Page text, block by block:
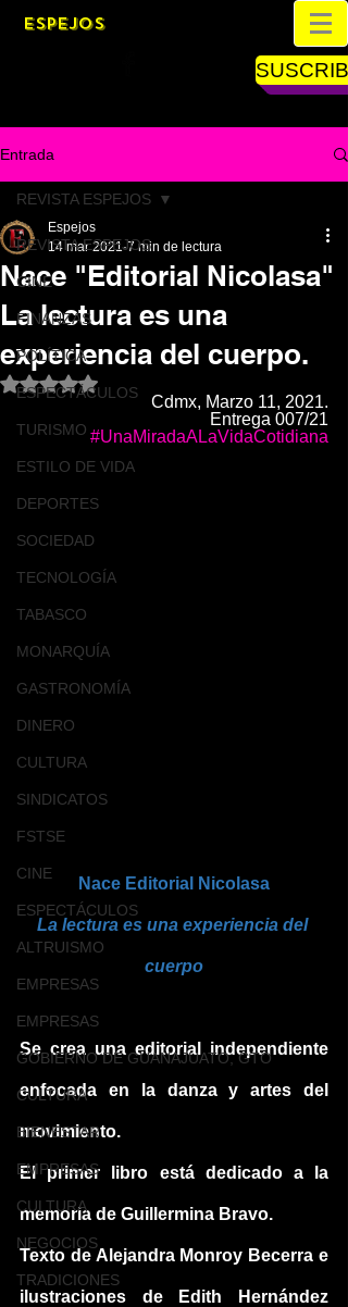
ESPEJOS
Entrada
REVISTA ESPEJOS
CINE
FINANZAS
POLÍTICA
ESPECTÁCULOS
TURISMO
ESTILO DE VIDA
DEPORTES
SOCIEDAD
TECNOLOGÍA
TABASCO
MONARQUÍA
GASTRONOMÍA
DINERO
CULTURA
SINDICATOS
FSTSE
CINE
ESPECTÁCULOS
ALTRUISMO
EMPRESAS
EMPRESAS
GOBIERNO DE GUANAJUATO, GTO
CULTURA
BIENESTAR
EMPRESAS
CULTURA
NEGOCIOS
TRADICIONES
REVISTA ESPEJOS
Nace "Editorial Nicolasa"
La lectura es una
experiencia del cuerpo.
Espejos
14 mar 2021 7 min de lectura
Obtuvo NaN de 5 estrellas.
Cdmx, Marzo 11, 2021.
Entrega 007/21
#UnaMiradaALaVidaCotidiana
Nace Editorial Nicolasa
La lectura es una experiencia del
cuerpo
Se crea una editorial independiente
enfocada en la danza y artes del
movimiento.
El primer libro está dedicado a la
memoria de Guillermina Bravo.
Texto de Alejandra Monroy Becerra e
ilustraciones de Edith Hernández